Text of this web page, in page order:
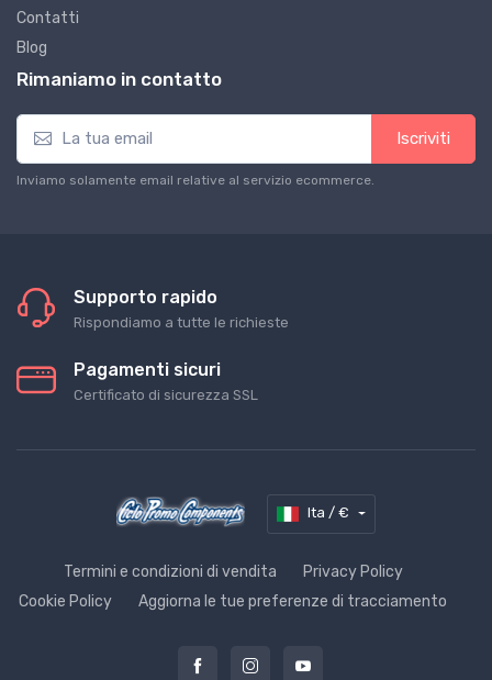
Contatti
Blog
Rimaniamo in contatto
Iscriviti
Inviamo solamente email relative al servizio ecommerce.
Supporto rapido
Rispondiamo a tutte le richieste
Pagamenti sicuri
Certificato di sicurezza SSL
Ita / €
Termini e condizioni di vendita
Privacy Policy
Cookie Policy
Aggiorna le tue preferenze di tracciamento